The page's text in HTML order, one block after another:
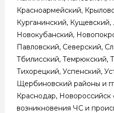
Красноармейский,
Курганинский,
Новокубанский,
Павловский, Северский,
Тбилисский, Темрюкский,
Тихорецкий, Успенский,
Щербиновский районы и
Краснодар, Новороссийск
возникновения ЧС и